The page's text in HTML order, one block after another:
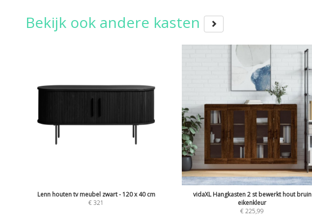
Bekijk ook andere kasten
Lenn houten tv meubel zwart - 120 x 40 cm
€321
vidaXL Hangkasten 2 st bewerkt hout bruin
eikenkleur
€225,99